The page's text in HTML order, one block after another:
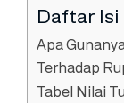
Daftar Isi
Apa
Terhadap
Tabel Nilai